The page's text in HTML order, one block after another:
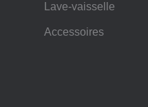
Lave-vaisselle
Accessoires